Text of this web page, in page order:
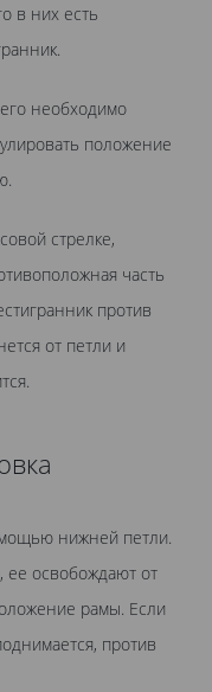
в них есть
необходимо
положение
стрелке,
часть
против
от петли и
нижней петли.
ее освобождают от
рамы. Если
против